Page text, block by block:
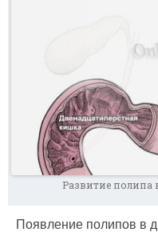
Развитие полипа
Появление полипов в